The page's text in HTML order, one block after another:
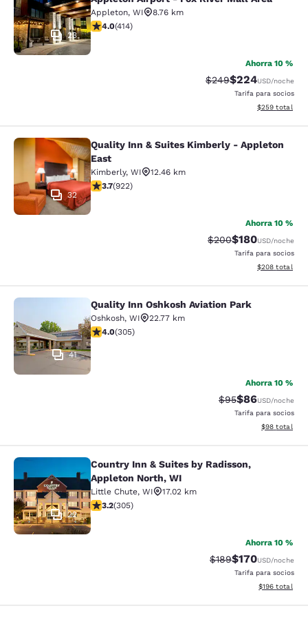
23
Appleton, WI
8.76 km
Calificación de 3.96 estrellas. Bueno. 414 reseñas
4.0(414)
Ahorra 10 %
Tarifa tachada:
$249Tarifa reducida:
$224USD/noche
Tarifa para socios
Ver detalles
$259 total
Quality Inn & Suites Kimberly -
32
Quality Inn & Suites Kimberly - Appleton
East
Kimberly, WI
12.46 km
Calificación de 3.74 estrellas. Bueno. 922 reseñas
3.7(922)
Ahorra 10 %
Tarifa tachada:
$200Tarifa reducida:
$180USD/noche
Tarifa para socios
Ver detalles
$208 total
Quality Inn Oshkosh Aviation Park
41
Quality Inn Oshkosh Aviation Park
Oshkosh, WI
22.77 km
Calificación de 4.01 estrellas. Muy bueno. 305 reseñas
4.0(305)
Ahorra 10 %
Tarifa tachada:
$95Tarifa
$86USD/noche
Tarifa para socios
Ver detalles
$98 total
Country Inn & Suites by Radisson,
22
Country Inn & Suites by Radisson,
Appleton North, WI
Little Chute, WI
17.02 km
Calificación de 3.24 estrellas. Bueno. 305 reseñas
3.2(305)
Ahorra 10 %
Tarifa tachada:
$189Tarifa reducida:
$170USD/noche
Tarifa para socios
Ver detalles
$196 total